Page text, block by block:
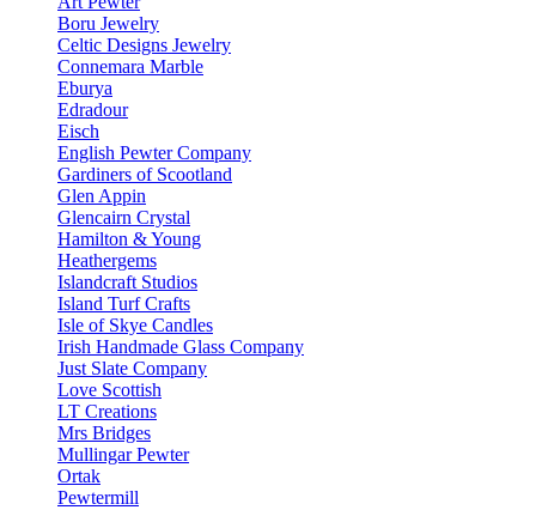
Boru Jewelry
Celtic Designs Jewelry
Connemara Marble
Eburya
Edradour
Eisch
English Pewter Company
Gardiners of Scootland
Glen Appin
Glencairn Crystal
Hamilton & Young
Heathergems
Islandcraft Studios
Island Turf Crafts
Isle of Skye Candles
Irish Handmade Glass Company
Just Slate Company
Love Scottish
LT Creations
Mrs Bridges
Mullingar Pewter
Ortak
Pewtermill